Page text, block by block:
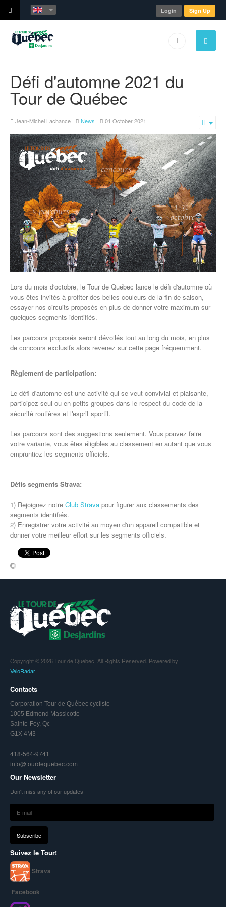
Login Sign Up
Défi d'automne 2021 du
Tour de Québec
Jean-Michel Lachance News 01 October 2021
Lors du mois d'octobre, le Tour de Québec lance le défi d'automne où
vous êtes invités à profiter des belles couleurs de la fin de saison,
essayer nos circuits proposés en plus de donner votre maximum sur
quelques segments identifiés.
Les parcours proposés seront dévoilés tout au long du mois, en plus
de concours exclusifs alors revenez sur cette page fréquemment.
Règlement de participation:
Le défi d'automne est une activité qui se veut convivial et plaisante,
participez seul ou en petits groupes dans le respect du code de la
sécurité routières et l'esprit sportif.
Les parcours sont des suggestions seulement. Vous pouvez faire
votre variante, vous êtes éligibles au classement en autant que vous
empruntiez les segments officiels.
Défis segments Strava:
1) Rejoignez notre Club Strava pour figurer aux classements des
segments identifiés.
2) Enregistrer votre activité au moyen d'un appareil compatible et
donner votre meilleur effort sur les segments officiels.
Copyright © 2026 Tour de Québec. All Rights Reserved. Powered by
VeloRadar
Contacts
Corporation Tour de Québec cycliste
1005 Edmond Massicotte
Sainte-Foy, Qc
G1X 4M3
418-564-9741
info@tourdequebec.com
Our Newsletter
Don't miss any of our updates
Suivez le Tour!
Strava
Facebook